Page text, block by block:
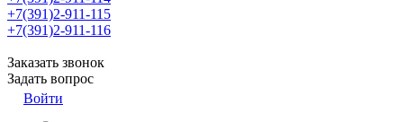
+7(391)2-911-115
+7(391)2-911-116
Заказать звонок
Задать вопрос
Войти